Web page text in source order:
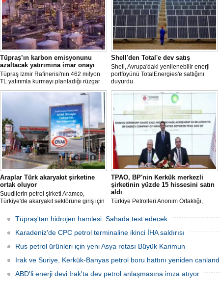
Tüpraş’ın karbon emisyonunu
azaltacak yatırımına imar onayı
Tüpraş İzmir Rafinerisi'nin 462 milyon
TL yatırımla kurmayı planladığı rüzgar
ve güneş enerji santrali için hazırlanan
nazım ve uygulama imar planı
değişiklikleri Çevre, Şehircilik ve İklim
Değişikliği Bakanlığı tarafından
onaylandı.
Shell'den Total'e dev satış
Shell, Avrupa'daki yenilenebilir enerji
portföyünü TotalEnergies'e sattığını
duyurdu.
Araplar Türk akaryakıt şirketine
ortak oluyor
Suudilerin petrol şirketi Aramco,
Türkiye'de akaryakıt sektörüne giriş için
süreç tamamlanabilir.
TPAO, BP'nin Kerkük merkezli
şirketinin yüzde 15 hissesini satın
aldı
Türkiye Petrolleri Anonim Ortaklığı,
şirketinin yüzde 15 hissesini devraldı.
TPAO, yaklaşık 3 milyar varillik üretim
potansiyeline sahip projeyle Irak’ın en
Kerkük’te faaliyet gösterecek.
Tüpraş'tan hidrojen hamlesi: Sahada test edecek
Karadeniz'de CPC petrol terminaline ikinci İHA saldırısı
Rus petrol ürünleri için yeni Asya rotası Büyük Karimun
Irak ve Suriye, Kerkük-Banyas petrol boru hattını yeniden
ABD'li enerji devi Irak'ta dev petrol anlaşmasına imza atıyor